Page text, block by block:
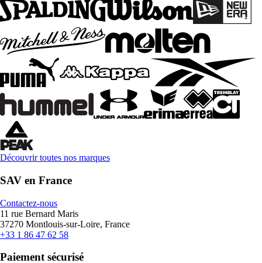
Découvrir toutes nos marques
SAV en France
Contactez-nous
11 rue Bernard Maris
37270 Montlouis-sur-Loire, France
+33 1 86 47 62 58
Paiement sécurisé